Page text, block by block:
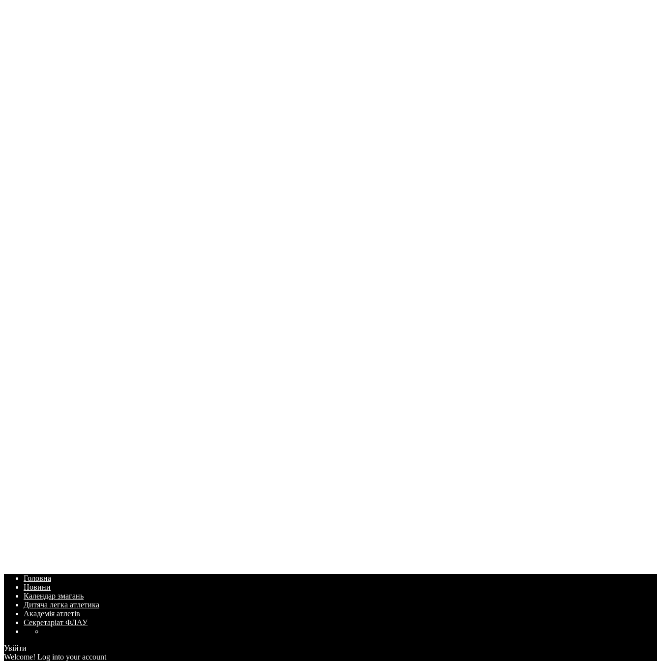
Головна
Новини
Календар змагань
Дитяча легка атлетика
Академія атлетів
Секретаріат ФЛАУ
Увійти
Welcome! Log into your account